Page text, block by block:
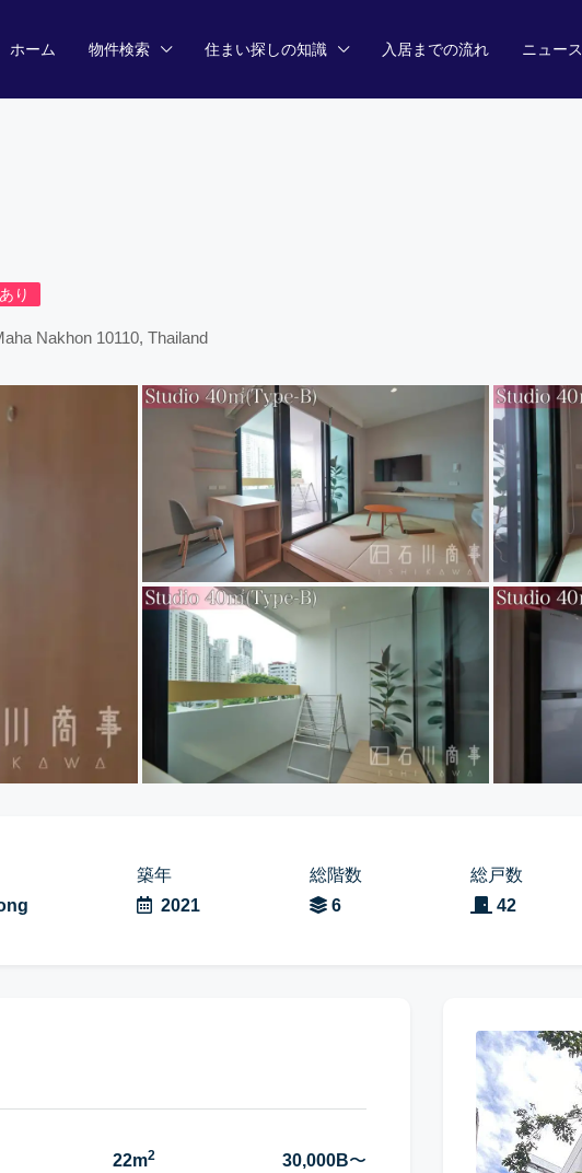
ホーム 物件検索 住まい探しの知識 入居までの流れ ニュース
り
Nakhon 10110, Thailand
築年
2021
総階数
6
総戸数
42
22m2 30,000B〜